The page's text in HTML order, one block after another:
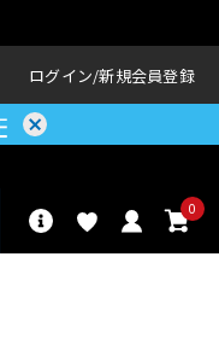
ログイン 新規会員登録
0